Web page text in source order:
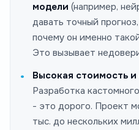
модели (например,
давать точный
почему он именно
Это вызывает
Высокая стоимость
Разработка
- это дорого. Проект
тыс. до нескольких